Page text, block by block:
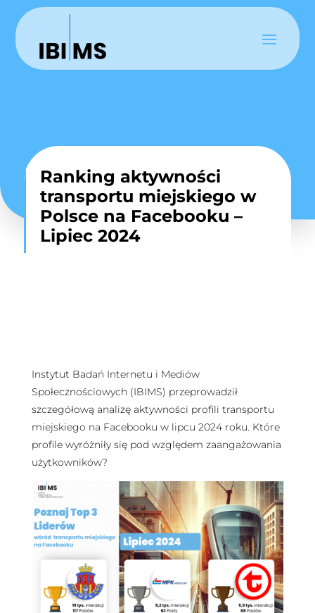
Ranking aktywności
transportu miejskiego w
Polsce na Facebooku –
Lipiec 2024
Instytut Badań Internetu i Mediów
Społecznościowych (IBIMS) przeprowadził
szczegółową analizę aktywności profili transportu
miejskiego na Facebooku w lipcu 2024 roku. Które
profile wyróżniły się pod względem zaangażowania
użytkowników?